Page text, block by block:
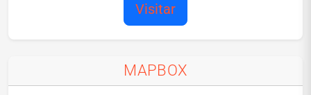
Visitar
MAPBOX